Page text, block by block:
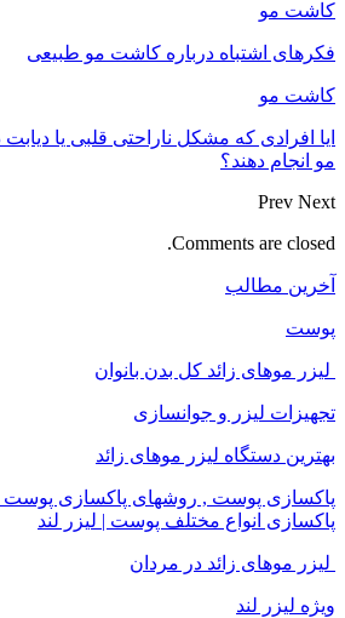
کاشت مو
فکرهای اشتباه درباره کاشت مو طبیعی
کاشت مو
ایا افرادی که مشکل ناراحتی قلبی یا
مو انجام دهند؟
Prev Next
Comments are closed.
آخرین مطالب
پوست
لیزر موهای زائد کل بدن بانوان
تجهیزات لیزر و جوانسازی
بهترین دستگاه لیزر موهای زائد
پاکسازی پوست , روشهای پاکسازی
پاکسازی انواع مختلف پوست | لیزر لند
لیزر موهای زائد در مردان
ویژه لیزر لند